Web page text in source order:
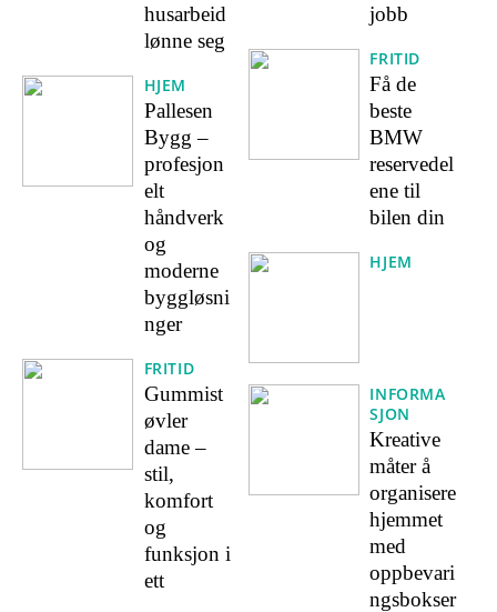
husarbeid
lønne seg
HJEM
Pallesen
Bygg –
profesjon
elt
håndverk
og
moderne
byggløsni
nger
FRITID
Gummist
øvler
dame –
stil,
komfort
og
funksjon i
ett
jobb
FRITID
Få de
beste
BMW
reservedel
ene til
bilen din
HJEM
INFORMA
SJON
Kreative
måter å
organisere
hjemmet
med
oppbevari
ngsbokser